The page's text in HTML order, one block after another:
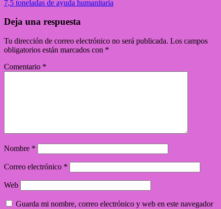
7,5 toneladas de ayuda humanitaria
Deja una respuesta
Tu dirección de correo electrónico no será publicada. Los campos
obligatorios están marcados con *
Comentario *
Nombre *
Correo electrónico *
Web
Guarda mi nombre, correo electrónico y web en este navegador